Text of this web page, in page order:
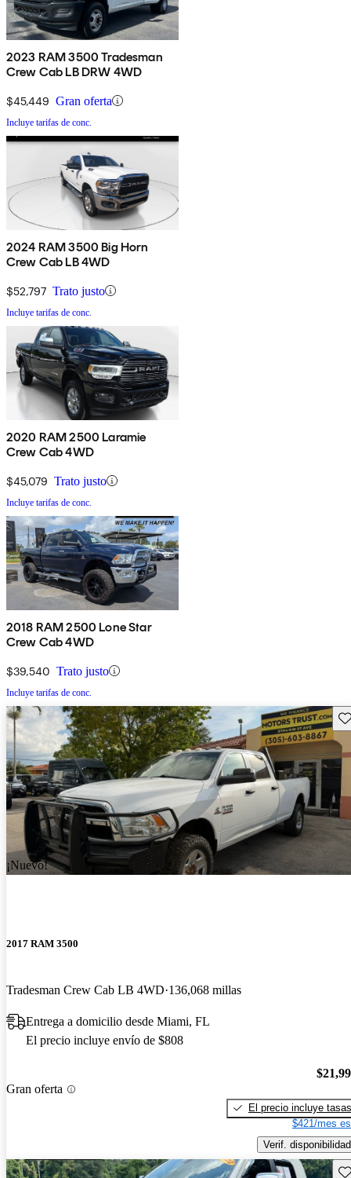
2023 RAM 3500 Tradesman
Crew Cab LB DRW 4WD
$45,449 Gran oferta
Incluye tarifas de conc.
2024 RAM 3500 Big Horn
Crew Cab LB 4WD
$52,797 Trato justo
Incluye tarifas de conc.
2020 RAM 2500 Laramie
Crew Cab 4WD
$45,079 Trato justo
Incluye tarifas de conc.
2018 RAM 2500 Lone Star
Crew Cab 4WD
$39,540 Trato justo
Incluye tarifas de conc.
¡Nuevo!
2017 RAM 3500
Tradesman Crew Cab LB 4WD 136,068 millas
Entrega a domicilio desde Miami, FL
El precio incluye envío de $808
Gran oferta
El precio incluye tasas
$421/mes
Verif. disponibilidad